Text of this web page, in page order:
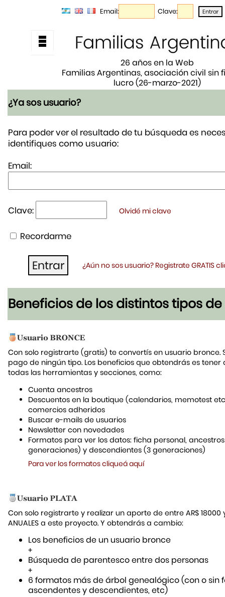
Email: Clave:
26 años en la Web
Familias Argentinas, asociación civil sin
lucro (26-marzo-2021)
¿Ya sos usuario?
Para poder ver el resultado de tu búsqueda es
identifiques como usuario:
Email:
Clave: Olvidé mi clave
Recordarme
¿Aún no sos usuario? Registrate GRATIS
Beneficios de los distintos tipos de
Con solo registrarte (gratis) te convertís en usuario bronce.
pago de ningún tipo. Los beneficios que obtendrás es tener
todas las herramientas y secciones, como:
Cuenta ancestros
Descuentos en la boutique (calendarios, memotest
comercios adheridos
Buscar e-mails de usuarios
Newsletter con novedades
Formatos para ver los datos: ficha personal,
generaciones) y descendientes (3 generaciones)
Para ver los formatos cliqueá aquí
Con solo registrarte y realizar un aporte de entre AR$ 18000
ANUALES a este proyecto. Y obtendrás a cambio:
Los beneficios de un usuario bronce
+
Búsqueda de parentesco entre dos personas
+
6 formatos más de árbol genealógico (con o sin
ascendentes y descendientes, etc)